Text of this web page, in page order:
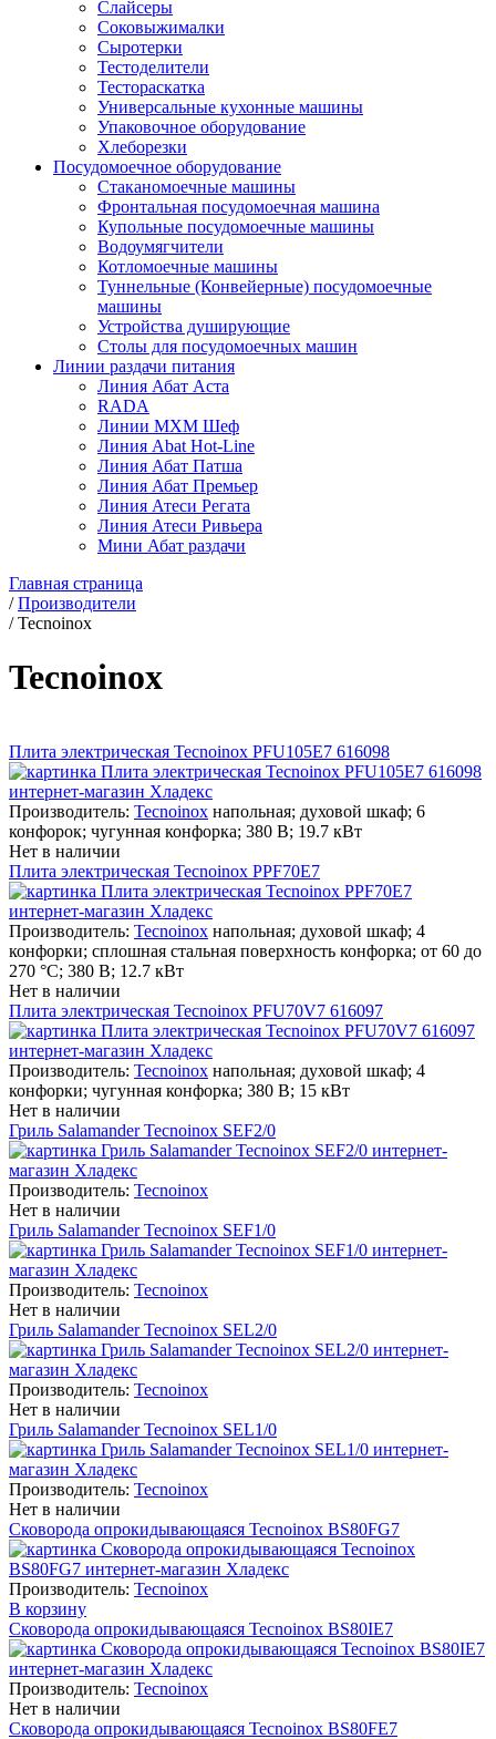
Слайсеры
Соковыжималки
Сыротерки
Тестоделители
Тестораскатка
Универсальные кухонные машины
Упаковочное оборудование
Хлеборезки
Посудомоечное оборудование
Стаканомоечные машины
Фронтальная посудомоечная машина
Купольные посудомоечные машины
Водоумягчители
Котломоечные машины
Туннельные (Конвейерные) посудомоечные
машины
Устройства душирующие
Столы для посудомоечных машин
Линии раздачи питания
Линия Абат Аста
RADA
Линии МХМ Шеф
Линия Abat Hot-Line
Линия Абат Патша
Линия Абат Премьер
Линия Атеси Регата
Линия Атеси Ривьера
Мини Абат раздачи
Главная страница
/Производители
/Tecnoinox
Tecnoinox
Плита электрическая Tecnoinox PFU105E7 616098
Производитель: Tecnoinox напольная; духовой шкаф; 6
конфорок; чугунная конфорка; 380 В; 19.7 кВт
Нет в наличии
Плита электрическая Tecnoinox PPF70E7
Производитель: Tecnoinox напольная; духовой шкаф; 4
конфорки; сплошная стальная поверхность конфорка; от 60 до
270 °С; 380 В; 12.7 кВт
Нет в наличии
Плита электрическая Tecnoinox PFU70V7 616097
Производитель: Tecnoinox напольная; духовой шкаф; 4
конфорки; чугунная конфорка; 380 В; 15 кВт
Нет в наличии
Гриль Salamander Tecnoinox SEF2/0
Производитель: Tecnoinox
Нет в наличии
Гриль Salamander Tecnoinox SEF1/0
Производитель: Tecnoinox
Нет в наличии
Гриль Salamander Tecnoinox SEL2/0
Производитель: Tecnoinox
Нет в наличии
Гриль Salamander Tecnoinox SEL1/0
Производитель: Tecnoinox
Нет в наличии
Сковорода опрокидывающаяся Tecnoinox BS80FG7
Производитель: Tecnoinox
В корзину
Сковорода опрокидывающаяся Tecnoinox BS80IE7
Производитель: Tecnoinox
Нет в наличии
Сковорода опрокидывающаяся Tecnoinox BS80FE7